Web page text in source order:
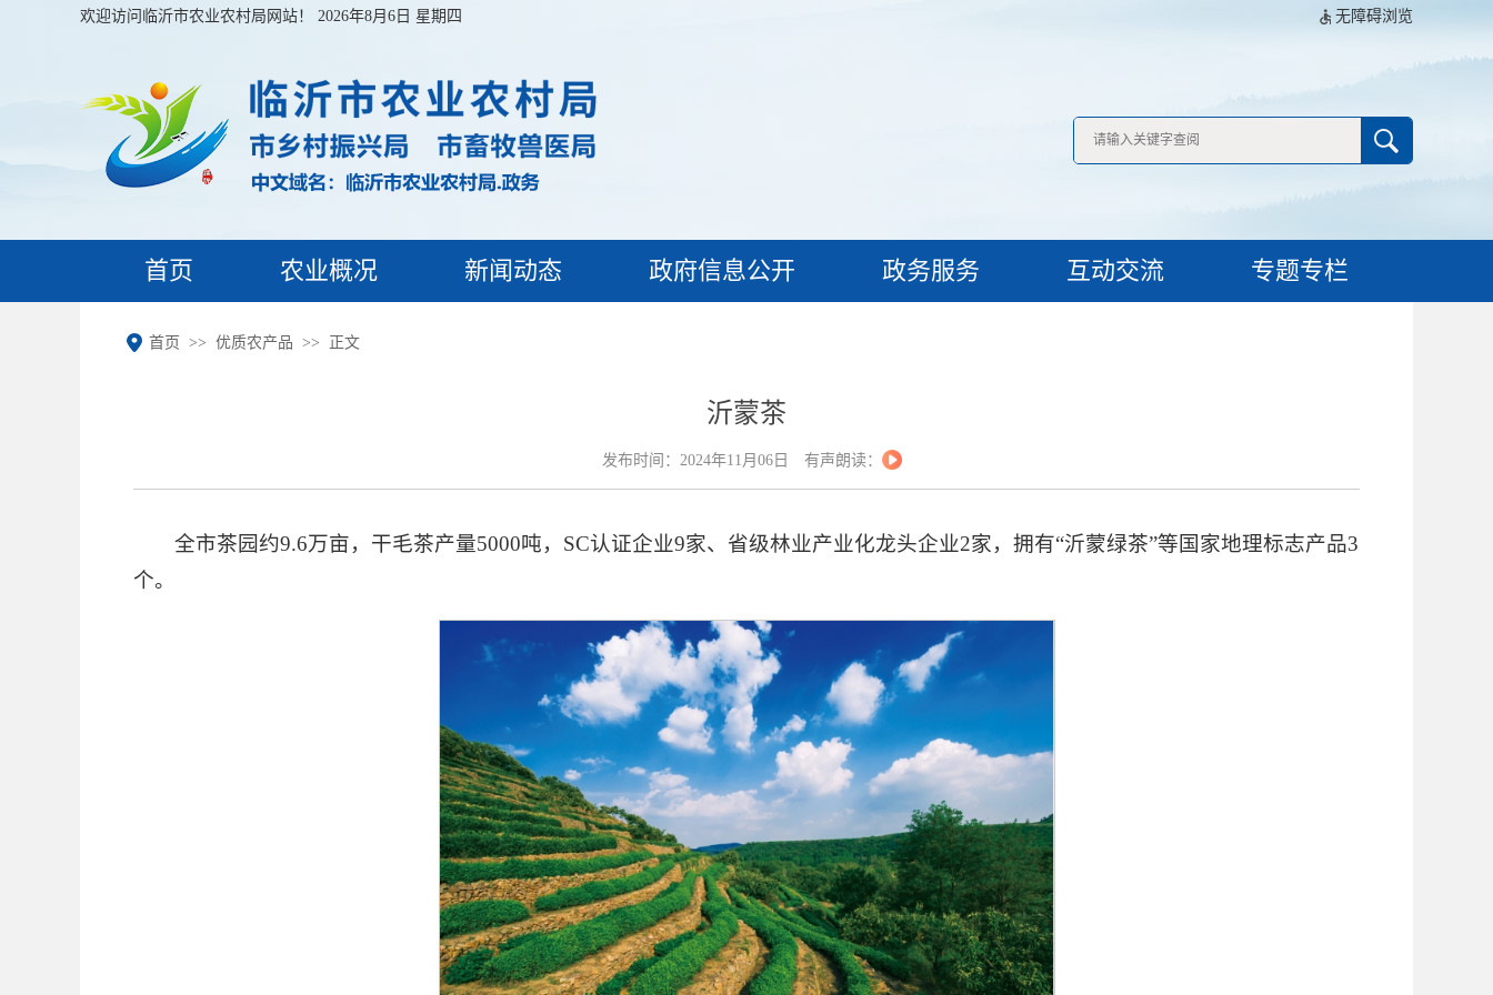
欢迎访问临沂市农业农村局网站！ 2026年8月6日 星期四 无障碍浏览
首页 农业概况 新闻动态 政府信息公开 政务服务 互动交流 专题专栏
首页 优质农产品 正文
沂蒙茶
发布时间：2024年11月06日 有声朗读：
全市茶园约9.6万亩，干毛茶产量5000吨，SC认证企业9家、省级林业产业化龙头企业2家，拥有“沂蒙绿茶”等国家地理标志产品3
个。